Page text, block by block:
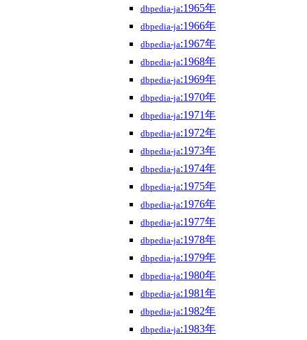
dbpedia-ja:1965年
dbpedia-ja:1966年
dbpedia-ja:1967年
dbpedia-ja:1968年
dbpedia-ja:1969年
dbpedia-ja:1970年
dbpedia-ja:1971年
dbpedia-ja:1972年
dbpedia-ja:1973年
dbpedia-ja:1974年
dbpedia-ja:1975年
dbpedia-ja:1976年
dbpedia-ja:1977年
dbpedia-ja:1978年
dbpedia-ja:1979年
dbpedia-ja:1980年
dbpedia-ja:1981年
dbpedia-ja:1982年
dbpedia-ja:1983年